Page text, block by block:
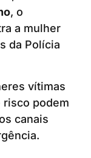
, o
a mulher
da Polícia
vítimas
risco podem
canais